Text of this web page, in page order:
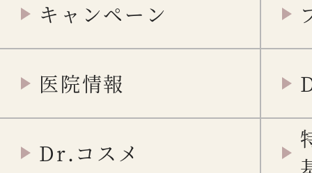
キャンペーン
医院情報
Dr.コスメ